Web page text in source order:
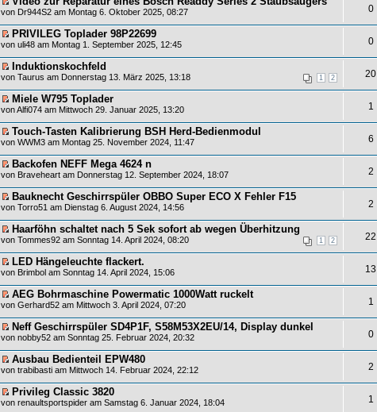
von Dr944S2 am Montag 6. Oktober 2025, 08:27 0
PRIVILEG Toplader 98P22699
von uli48 am Montag 1. September 2025, 12:45 0
Induktionskochfeld
1 2
von Taurus am Donnerstag 13. März 2025, 13:18 20
Miele W795 Toplader
vonAlfi074 am Mittwoch 29. Januar 2025, 13:20 1
Touch-Tasten Kalibrierung BSH Herd-Bedienmodul
von WWM3 am Montag 25. November 2024, 11:47 6
Backofen NEFF Mega 4624 n
von Braveheart am Donnerstag 12. September 2024, 18:07 2
Bauknecht Geschirrspüler OBBO Super ECO X Fehler F15
von Torro51 am Dienstag 6. August 2024, 14:56 2
Haarföhn schaltet nach 5 Sek sofort ab wegen Überhitzung
1 2
von Tommes92 am Sonntag 14. April 2024, 08:20 22
LED Hängeleuchte flackert.
von Brimbol am Sonntag 14. April 2024, 15:06 13
AEG Bohrmaschine Powermatic 1000Watt ruckelt
von Gerhard52 am Mittwoch 3. April 2024, 07:20 1
Neff Geschirrspüler SD4P1F, S58M53X2EU/14, Display dunkel
von nobby52 am Sonntag 25. Februar 2024, 20:32 0
Ausbau Bedienteil EPW480
von trabibasti am Mittwoch 14. Februar 2024, 22:12 2
Privileg Classic 3820
von renaultsportspider am Samstag 6. Januar 2024, 18:04 1